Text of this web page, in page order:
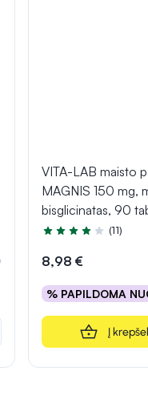
VITA-LAB maisto
MAGNIS 150 mg,
bisglicinatas, 90
Įvertinimas 4.4 iš 5
(11)
8,98 €
% PAPILDOMA
Į